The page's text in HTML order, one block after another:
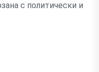
с политически и